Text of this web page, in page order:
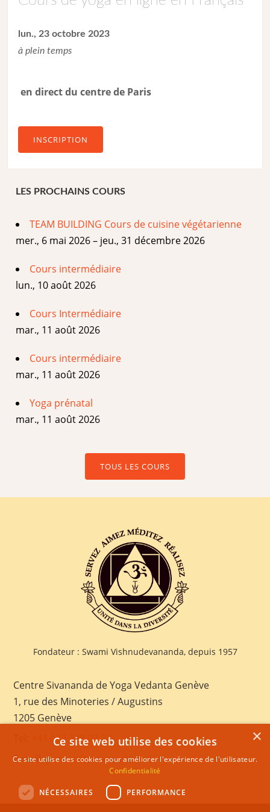
lun., 23 octobre 2023
à plein temps
en direct du centre de Paris
INSCRIPTION
LES PROCHAINS COURS
TEAM BUILDING Cours de cuisine végétarienne
mer., 6 mai 2026 – jeu., 31 décembre 2026
Cours intermédiaire
lun., 10 août 2026
Cours Intermédiaire
mar., 11 août 2026
Cours intermédiaire
mar., 11 août 2026
Yoga prénatal
mar., 11 août 2026
TOUS LES COURS
Fondateur : Swami Vishnudevananda, depuis 1957
Centre Sivananda de Yoga Vedanta Genève
1, rue des Minoteries / Augustins
1205 Genève
+41 022 328 03 28
E-mail:geneva@sivananda.net
×
Ce site web utilise des cookies
Ce site utilise des cookies pour améliorer l'expérience de l'utilisateur.
Confidentialité
NÉCESSAIRES PERFORMANCE